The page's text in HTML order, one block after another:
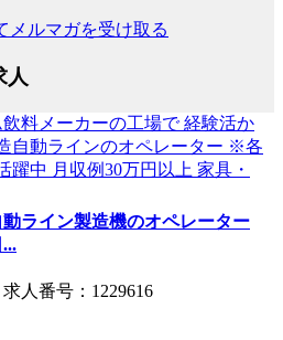
人
動ライン製造機のオペレーター
人番号：1229616